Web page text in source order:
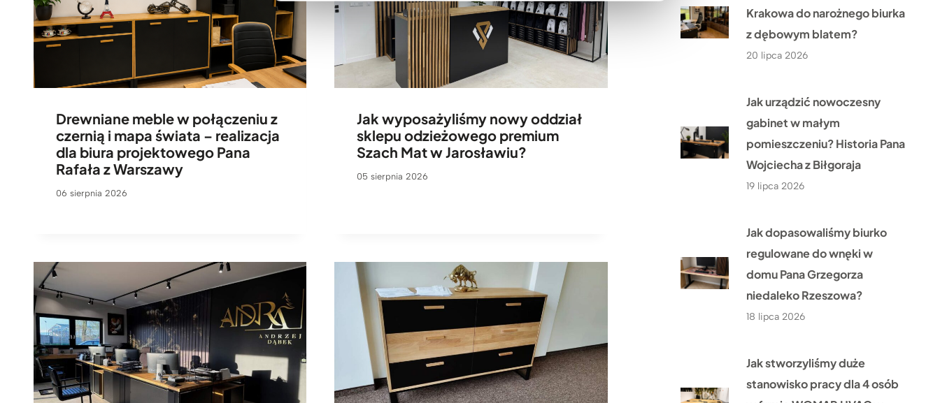
Drewniane meble w połączeniu z
czernią i mapa świata – realizacja
dla biura projektowego Pana
Rafała z Warszawy
06 sierpnia 2026
Jak wyposażyliśmy nowy oddział
sklepu odzieżowego premium
Szach Mat w Jarosławiu?
05 sierpnia 2026
Krakowa do narożnego biurka
z dębowym blatem?
20 lipca 2026
Jak urządzić nowoczesny
gabinet w małym
pomieszczeniu? Historia Pana
Wojciecha z Biłgoraja
19 lipca 2026
Jak dopasowaliśmy biurko
regulowane do wnęki w
domu Pana Grzegorza
niedaleko Rzeszowa?
18 lipca 2026
Jak stworzyliśmy duże
stanowisko pracy dla 4 osób